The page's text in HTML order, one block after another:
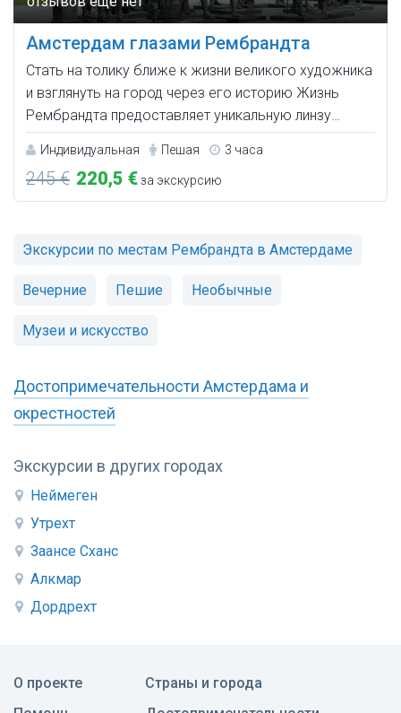
Экскурсии в других городах
Неймеген
Утрехт
Заансе Сханс
Алкмар
Дордрехт
Амстердам глазами Рембрандта
Стать на толику ближе к жизни великого художника
и взглянуть на город через его историю Жизнь
Рембрандта предоставляет уникальную линзу…
Индивидуальная Пешая 3 часа
245 € 220,5 €за экскурсию
Экскурсии по местам Рембрандта в Амстердаме
Вечерние Пешие Необычные
Музеи и искусство
Достопримечательности Амстердама и
окрестностей
О проекте
Страны и города